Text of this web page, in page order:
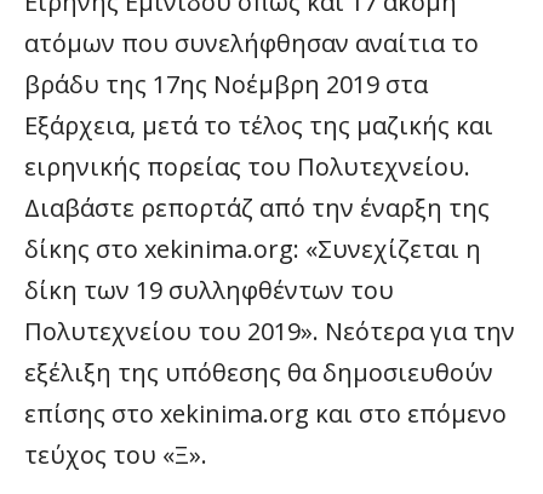
ατόμων που συνελήφθησαν αναίτια το
βράδυ της 17ης Νοέμβρη 2019 στα
Εξάρχεια, μετά το τέλος της μαζικής και
ειρηνικής πορείας του Πολυτεχνείου.
Διαβάστε ρεπορτάζ από την έναρξη της
δίκης στο xekinima.org: «Συνεχίζεται η
δίκη των 19 συλληφθέντων του
Πολυτεχνείου του 2019». Νεότερα για την
εξέλιξη της υπόθεσης θα δημοσιευθούν
επίσης στο xekinima.org και στο επόμενο
τεύχος του «Ξ».